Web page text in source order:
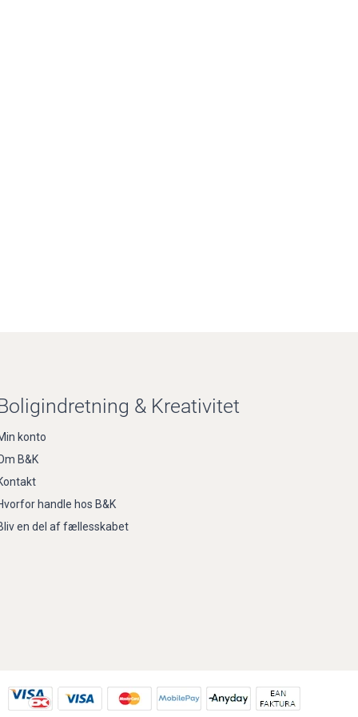
& Kreativitet
konto
B&K
handle hos B&K
en del af fællesskabet